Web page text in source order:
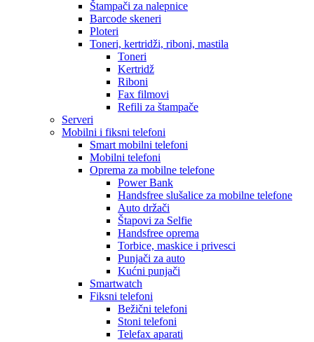
Štampači za nalepnice
Barcode skeneri
Ploteri
Toneri, kertridži, riboni, mastila
Toneri
Kertridž
Riboni
Fax filmovi
Refili za štampače
Serveri
Mobilni i fiksni telefoni
Smart mobilni telefoni
Mobilni telefoni
Oprema za mobilne telefone
Power Bank
Handsfree slušalice za mobilne telefone
Auto držači
Štapovi za Selfie
Handsfree oprema
Torbice, maskice i privesci
Punjači za auto
Kućni punjači
Smartwatch
Fiksni telefoni
Bežični telefoni
Stoni telefoni
Telefax aparati